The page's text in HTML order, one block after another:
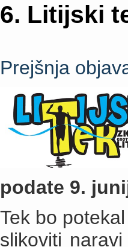
6. Litijski
Prejšnja
podate 9.
Tek bo
slikoviti